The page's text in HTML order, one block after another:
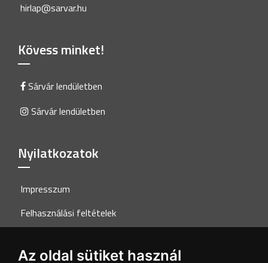
Az oldal sütiket használ
hirlap@sarvar.hu
Kövess minket!
Sárvár lendületben
Sárvár lendületben
Nyilatkozatok
Impresszum
Felhasználási feltételek